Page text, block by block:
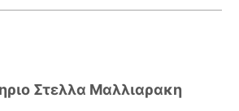
Στελλα Μαλλιαρακη